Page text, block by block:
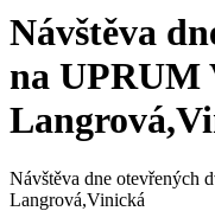
Návštěva
na UPRUM
Návštěva dne
Langrová,Vinická